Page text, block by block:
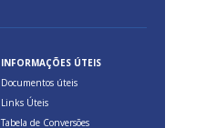
INFORMAÇÕES ÚTEIS
Documentos úteis
Links Úteis
Tabela de Conversões